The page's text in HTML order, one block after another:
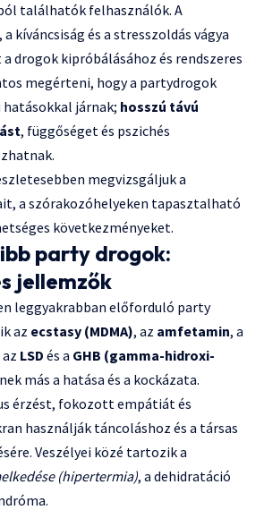
találhatók felhasználók. A
kíváncsiság és a stresszoldás vágya
drogok kipróbálásához és rendszeres
megérteni, hogy a partydrogok
hatásokkal járnak; hosszú távú
, függőséget és pszichés
megvizsgáljuk a
a szórakozóhelyeken tapasztalható
következményeket.
party drogok:
jellemzők
leggyakrabban előforduló party
az ecstasy (MDMA), az amfetamin, a
az LSD és a GHB (gamma-hidroxi-
más a hatása és a kockázata.
érzést, fokozott empátiát és
használják táncoláshoz és a társas
Veszélyei közé tartozik a
(hipertermia), a dehidratáció